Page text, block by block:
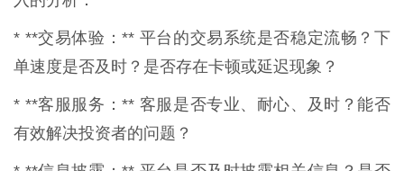
* **交易体验：** 平台的交易系统是否稳定流畅？下
单速度是否及时？是否存在卡顿或延迟现象？
* **客服服务：** 客服是否专业、耐心、及时？能否
有效解决投资者的问题？